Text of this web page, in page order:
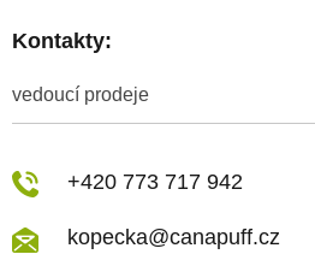
Kontakty:
vedoucí prodeje
+420 773 717 942
kopecka@canapuff.cz